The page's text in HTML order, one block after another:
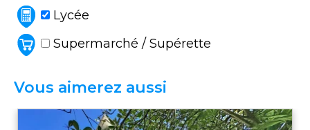
Lycée
Supermarché / Supérette
Vous aimerez aussi